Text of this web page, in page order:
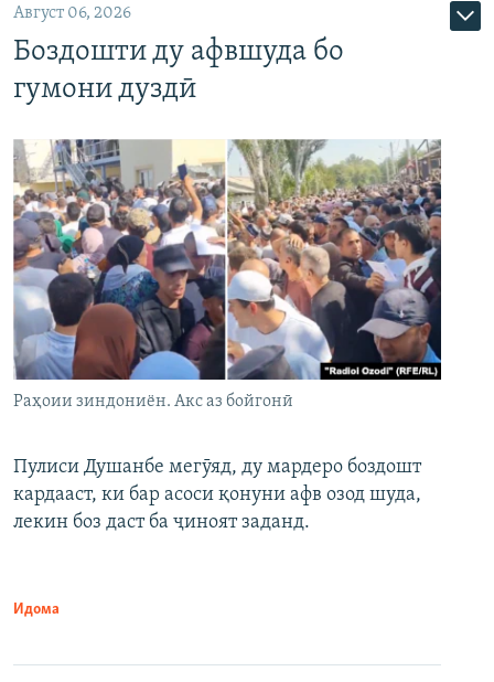
Август 06, 2026
Боздошти ду афвшуда бо
гумони дуздӣ
Раҳоии зиндониён. Акс аз бойгонӣ
Пулиси Душанбе мегӯяд, ду мардеро боздошт
кардааст, ки бар асоси қонуни афв озод шуда,
лекин боз даст ба ҷиноят заданд.
Идома